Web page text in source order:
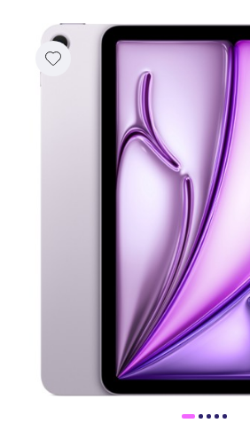
Реквизиты
Контакты
Гарантия
Оплата
Самовывоз
Trade-In